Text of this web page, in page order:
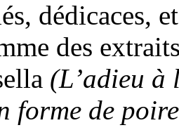
dédicaces,
des
(L’adieu à
forme de